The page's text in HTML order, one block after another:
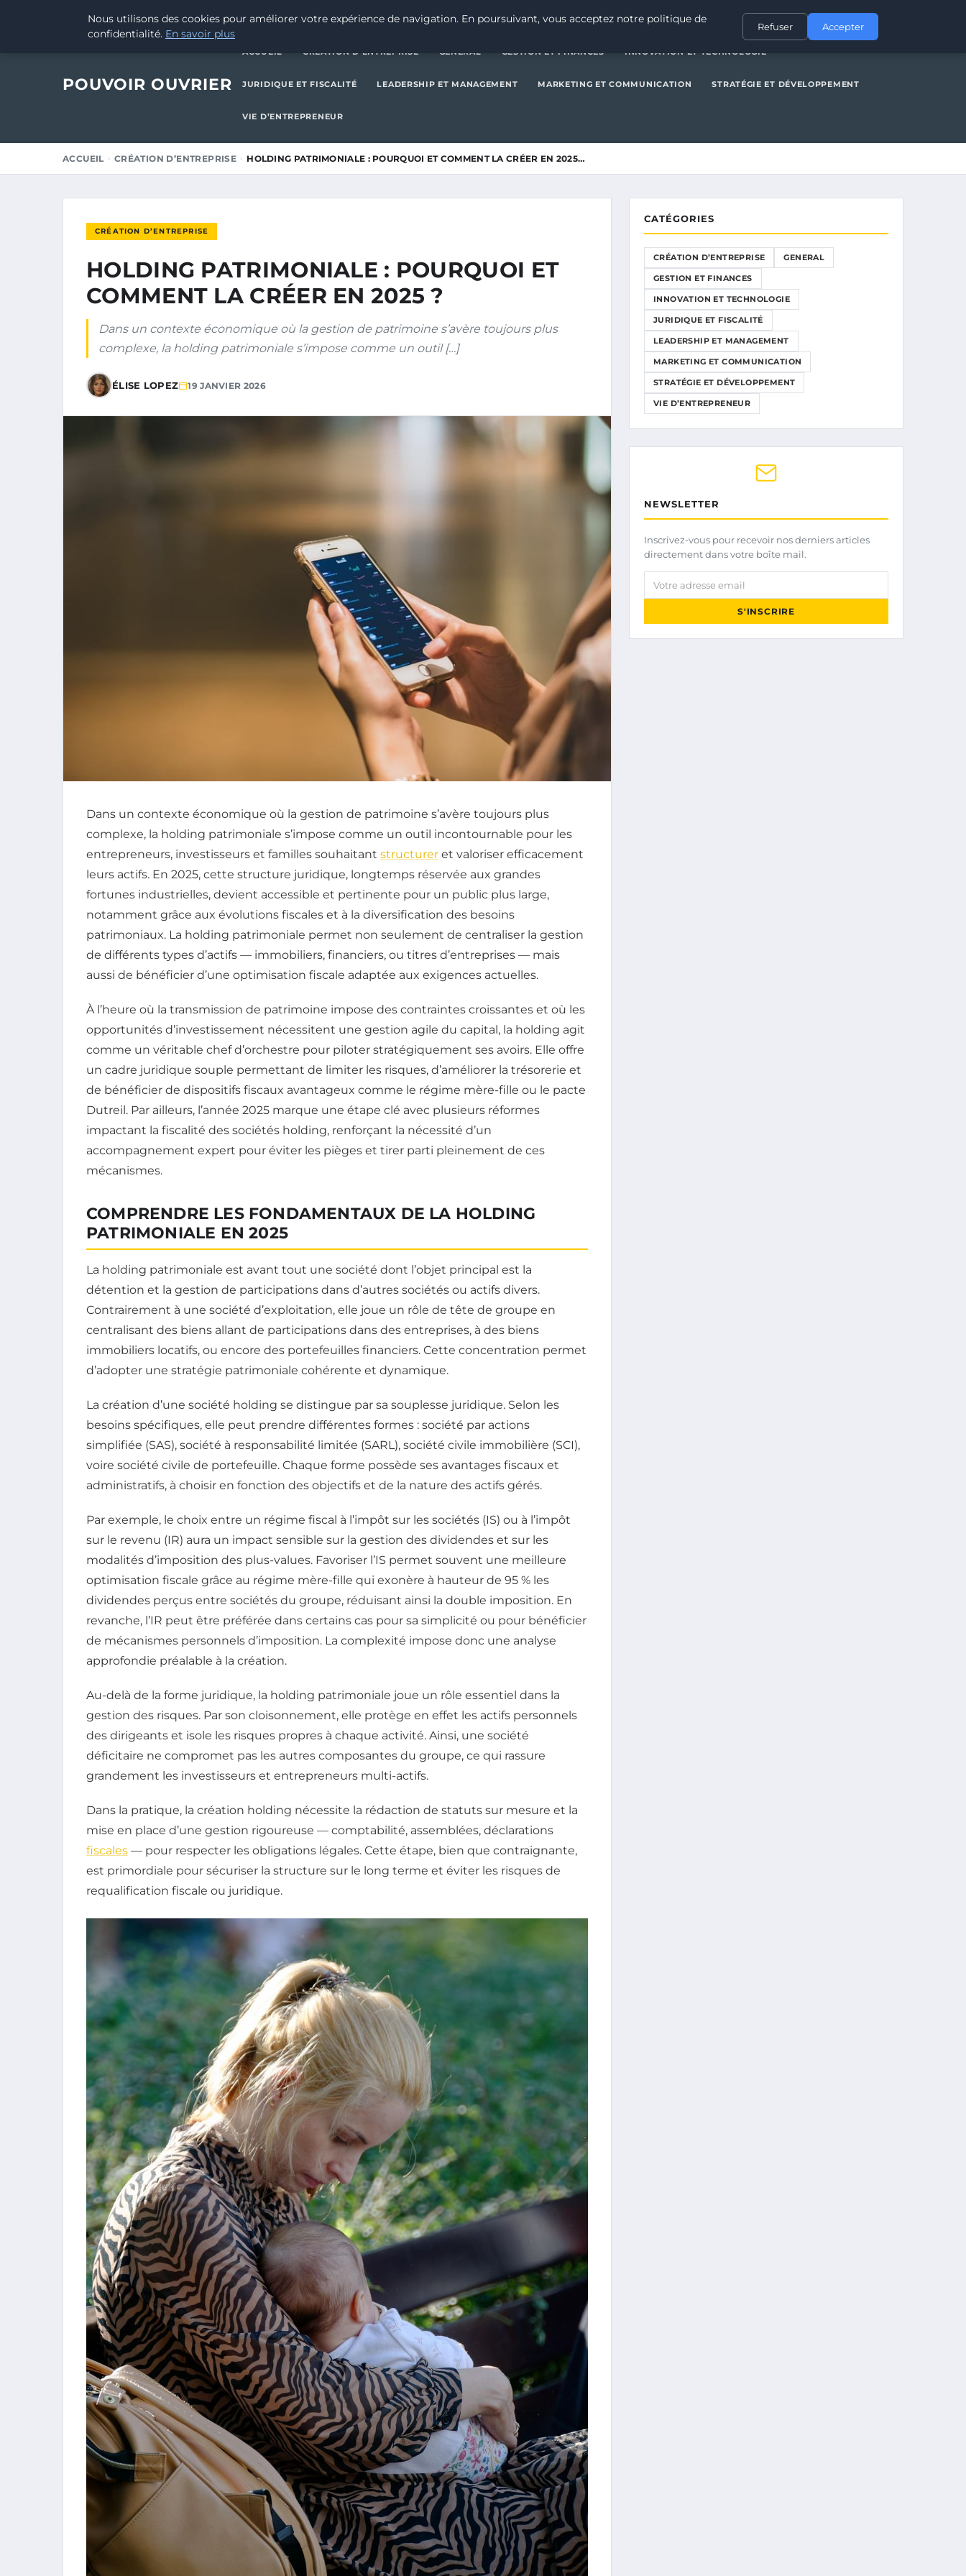
19 JANVIER 2026 GENERAL GESTION ET FINANCESINNOVATION ET TECHNOLOGIE
POUVOIR OUVRIER
ACCUEIL CRÉATION D’ENTREPRISE GENERAL GESTION ET FINANCES INNOVATION ET TECHNOLOGIE
JURIDIQUE ET FISCALITÉ LEADERSHIP ET MANAGEMENT MARKETING ET COMMUNICATION STRATÉGIE ET DÉVELOPPEMENT
VIE D’ENTREPRENEUR
ACCUEIL CRÉATION D’ENTREPRISE HOLDING PATRIMONIALE : POURQUOI ET COMMENT LA CRÉER EN 2025…
CRÉATION D’ENTREPRISE
HOLDING PATRIMONIALE : POURQUOI ET
COMMENT LA CRÉER EN 2025 ?
Dans un contexte économique où la gestion de patrimoine s’avère toujours plus
complexe, la holding patrimoniale s’impose comme un outil […]
ÉLISE LOPEZ 19 JANVIER 2026
Dans un contexte économique où la gestion de patrimoine s’avère toujours plus
complexe, la holding patrimoniale s’impose comme un outil incontournable pour les
entrepreneurs, investisseurs et familles souhaitant structurer et valoriser efficacement
leurs actifs. En 2025, cette structure juridique, longtemps réservée aux grandes
fortunes industrielles, devient accessible et pertinente pour un public plus large,
notamment grâce aux évolutions fiscales et à la diversification des besoins
patrimoniaux. La holding patrimoniale permet non seulement de centraliser la gestion
de différents types d’actifs — immobiliers, financiers, ou titres d’entreprises — mais
aussi de bénéficier d’une optimisation fiscale adaptée aux exigences actuelles.
À l’heure où la transmission de patrimoine impose des contraintes croissantes et où les
opportunités d’investissement nécessitent une gestion agile du capital, la holding agit
comme un véritable chef d’orchestre pour piloter stratégiquement ses avoirs. Elle offre
un cadre juridique souple permettant de limiter les risques, d’améliorer la trésorerie et
de bénéficier de dispositifs fiscaux avantageux comme le régime mère-fille ou le pacte
Dutreil. Par ailleurs, l’année 2025 marque une étape clé avec plusieurs réformes
impactant la fiscalité des sociétés holding, renforçant la nécessité d’un
accompagnement expert pour éviter les pièges et tirer parti pleinement de ces
mécanismes.
COMPRENDRE LES FONDAMENTAUX DE LA HOLDING
PATRIMONIALE EN 2025
La holding patrimoniale est avant tout une société dont l’objet principal est la
détention et la gestion de participations dans d’autres sociétés ou actifs divers.
Contrairement à une société d’exploitation, elle joue un rôle de tête de groupe en
centralisant des biens allant de participations dans des entreprises, à des biens
immobiliers locatifs, ou encore des portefeuilles financiers. Cette concentration permet
d’adopter une stratégie patrimoniale cohérente et dynamique.
La création d’une société holding se distingue par sa souplesse juridique. Selon les
besoins spécifiques, elle peut prendre différentes formes : société par actions
simplifiée (SAS), société à responsabilité limitée (SARL), société civile immobilière (SCI),
voire société civile de portefeuille. Chaque forme possède ses avantages fiscaux et
administratifs, à choisir en fonction des objectifs et de la nature des actifs gérés.
Par exemple, le choix entre un régime fiscal à l’impôt sur les sociétés (IS) ou à l’impôt
sur le revenu (IR) aura un impact sensible sur la gestion des dividendes et sur les
modalités d’imposition des plus-values. Favoriser l’IS permet souvent une meilleure
optimisation fiscale grâce au régime mère-fille qui exonère à hauteur de 95 % les
dividendes perçus entre sociétés du groupe, réduisant ainsi la double imposition. En
revanche, l’IR peut être préférée dans certains cas pour sa simplicité ou pour bénéficier
de mécanismes personnels d’imposition. La complexité impose donc une analyse
approfondie préalable à la création.
Au-delà de la forme juridique, la holding patrimoniale joue un rôle essentiel dans la
gestion des risques. Par son cloisonnement, elle protège en effet les actifs personnels
des dirigeants et isole les risques propres à chaque activité. Ainsi, une société
déficitaire ne compromet pas les autres composantes du groupe, ce qui rassure
grandement les investisseurs et entrepreneurs multi-actifs.
Dans la pratique, la création holding nécessite la rédaction de statuts sur mesure et la
mise en place d’une gestion rigoureuse — comptabilité, assemblées, déclarations
fiscales — pour respecter les obligations légales. Cette étape, bien que contraignante,
est primordiale pour sécuriser la structure sur le long terme et éviter les risques de
requalification fiscale ou juridique.
CATÉGORIES
CRÉATION D’ENTREPRISE GENERAL
GESTION ET FINANCES
INNOVATION ET TECHNOLOGIE
JURIDIQUE ET FISCALITÉ
LEADERSHIP ET MANAGEMENT
MARKETING ET COMMUNICATION
STRATÉGIE ET DÉVELOPPEMENT
VIE D’ENTREPRENEUR
NEWSLETTER
Inscrivez-vous pour recevoir nos derniers articles
directement dans votre boîte mail.
Votre adresse email
S'INSCRIRE
Nous utilisons des cookies pour améliorer votre expérience de navigation. En poursuivant, vous acceptez notre politique de
confidentialité. En savoir plus
Refuser Accepter